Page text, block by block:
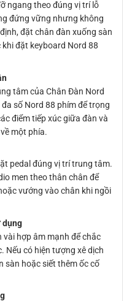
ngang theo đúng vị trí lỗ
đứng vững nhưng không
đặt chân đàn xuống sàn
đặt keyboard Nord 88
tâm của Chân Đàn Nord
số Nord 88 phím để trọng
điểm tiếp xúc giữa đàn và
một phía.
pedal đúng vị trí trung tâm.
men theo thân chân để
vướng vào chân khi ngồi
dụng
hợp âm mạnh để chắc
Nếu có hiện tượng xê dịch
sàn hoặc siết thêm ốc cố